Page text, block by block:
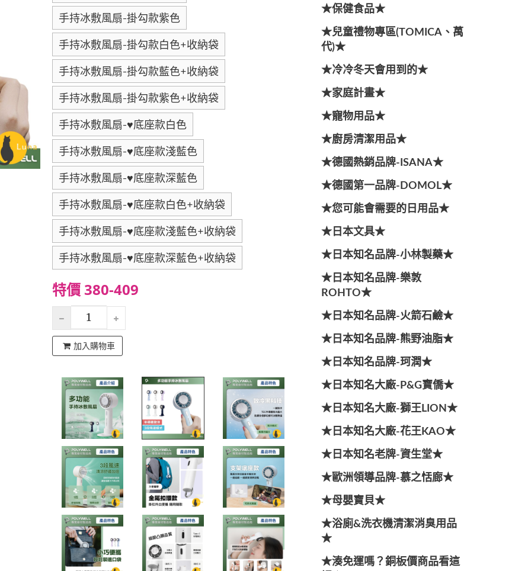
手持冰敷風扇-掛勾款紫色
手持冰敷風扇-掛勾款白色+收納袋
手持冰敷風扇-掛勾款藍色+收納袋
手持冰敷風扇-掛勾款紫色+收納袋
手持冰敷風扇-♥底座款白色
手持冰敷風扇-♥底座款淺藍色
手持冰敷風扇-♥底座款深藍色
手持冰敷風扇-♥底座款白色+收納袋
手持冰敷風扇-♥底座款淺藍色+收納袋
手持冰敷風扇-♥底座款深藍色+收納袋
特價 380-409
加入購物車
★保健食品★
★兒童禮物專區(TOMICA、萬
代)★
★冷冷冬天會用到的★
★家庭計畫★
★寵物用品★
★廚房清潔用品★
★德國熱銷品牌-ISANA★
★德國第一品牌-DOMOL★
★您可能會需要的日用品★
★日本文具★
★日本知名品牌-小林製藥★
★日本知名品牌-樂敦
ROHTO★
★日本知名品牌-火箭石鹼★
★日本知名品牌-熊野油脂★
★日本知名品牌-珂潤★
★日本知名大廠-P&G寶僑★
★日本知名大廠-獅王LION★
★日本知名大廠-花王KAO★
★日本知名老牌-資生堂★
★歐洲領導品牌-慕之恬廊★
★母嬰寶貝★
★浴廁&洗衣機清潔消臭用品
★
★湊免運嗎？銅板價商品看這